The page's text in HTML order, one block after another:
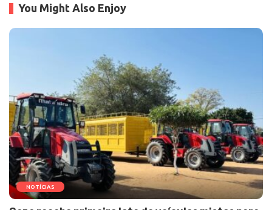
You Might Also Enjoy
NOTÍCIAS